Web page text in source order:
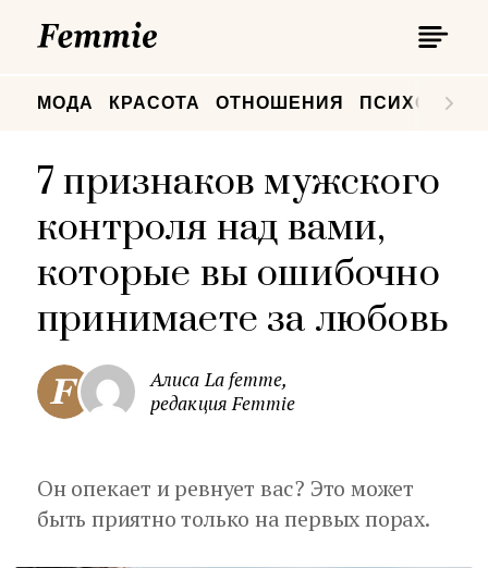
МОДА КРАСОТА ОТНОШЕНИЯ
7 признаков мужского
контроля над вами,
которые вы ошибочно
принимаете за любовь
Алиса La femme,
редакция Femmie
Он опекает и ревнует вас? Это может
быть приятно только на первых порах.